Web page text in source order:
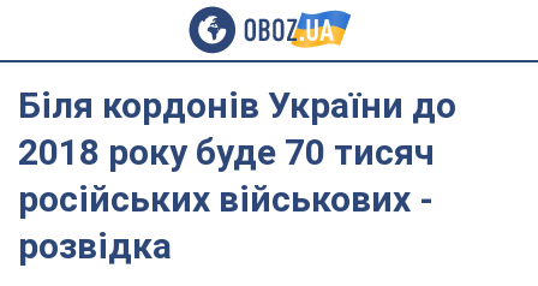
Біля кордонів України до
2018 року буде 70 тисяч
російських військових -
розвідка